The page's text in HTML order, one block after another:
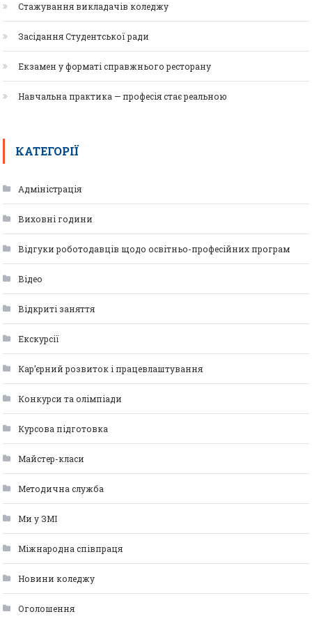
Стажування викладачів коледжу
Засідання Студентської ради
Екзамен у форматі справжнього ресторану
Навчальна практика — професія стає реальною
КАТЕГОРІЇ
Адміністрація
Виховні години
Відгуки роботодавців щодо освітньо-професійних програм
Відео
Відкриті заняття
Екскурсії
Кар’єрний розвиток і працевлаштування
Конкурси та олімпіади
Курсова підготовка
Майстер-класи
Методична служба
Ми у ЗМІ
Міжнародна співпраця
Новини коледжу
Оголошення